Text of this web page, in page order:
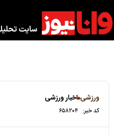
ورزشی اخبار ورزشی
کد خبر: ۶۵۸۲۰۴